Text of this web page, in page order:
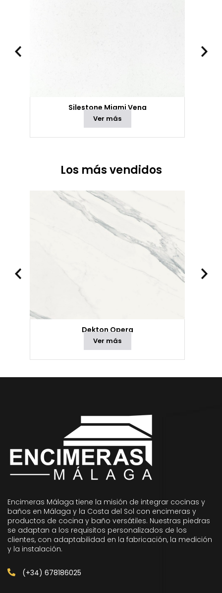
Silestone Miami Vena
Ver más
Los más vendidos
Dekton Opera
Ver más
Encimeras Málaga tiene la misión de integrar cocinas y
baños en Málaga y la Costa del Sol con encimeras y
productos de cocina y baño versátiles. Nuestras piedras
se adaptan a los requisitos personalizados de los
clientes, con adaptabilidad en la fabricación, la medición
y la instalación.
(+34) 678186025